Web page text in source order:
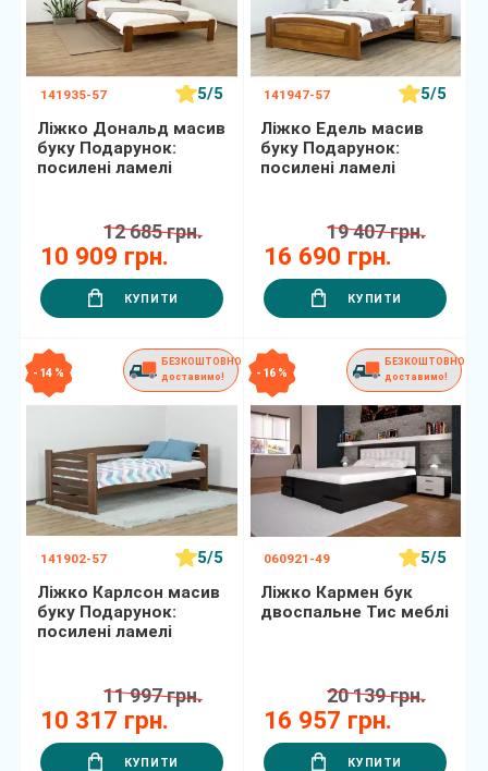
141935-57
5/5
Ліжко Дональд масив
буку Подарунок:
посилені ламелі
10 909 грн.
12 685 грн.
КУПИТИ
141947-57
5/5
Ліжко Едель масив
буку Подарунок:
посилені ламелі
16 690 грн.
19 407 грн.
КУПИТИ
- 14 %
БЕЗКОШТОВНО
доставимо!
141902-57
5/5
Ліжко Карлсон масив
буку Подарунок:
посилені ламелі
10 317 грн.
11 997 грн.
КУПИТИ
- 16 %
БЕЗКОШТОВНО
доставимо!
060921-49
5/5
Ліжко Кармен бук
двоспальне Тис меблі
16 957 грн.
20 139 грн.
КУПИТИ